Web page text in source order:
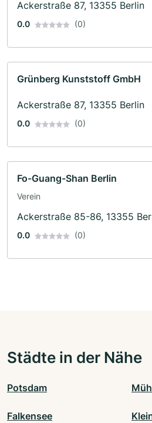
Ackerstraße 87, 13355 Berlin
0.0 (0)
Grünberg Kunststoff GmbH
Ackerstraße 87, 13355 Berlin
0.0 (0)
Fo-Guang-Shan Berlin
Verein
Ackerstraße 85-86, 13355
0.0 (0)
Städte in der Nähe
Potsdam
Falkensee